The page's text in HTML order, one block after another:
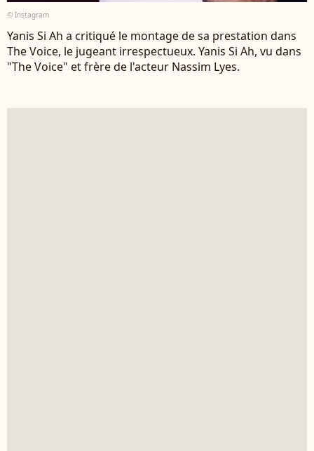
© Instagram
Yanis Si Ah a critiqué le montage de sa prestation dans
The Voice, le jugeant irrespectueux. Yanis Si Ah, vu dans
"The Voice" et frère de l'acteur Nassim Lyes.